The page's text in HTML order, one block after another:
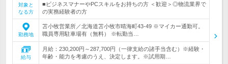
対象と
なる方
■ビジネスマナーやPCスキルをお持ちの方 ＜歓迎＞◎物流業界で
の実務経験者の方
勤務地
苫小牧営業所／北海道苫小牧市晴海町43-49 ※マイカー通勤可。
職員専用駐車場有（無料） ※転勤当…
給与
月給：230,200円～287,700円（一律支給の諸手当含む）※経験・
年齢・能力を考慮のうえ、決定します。※試用期…